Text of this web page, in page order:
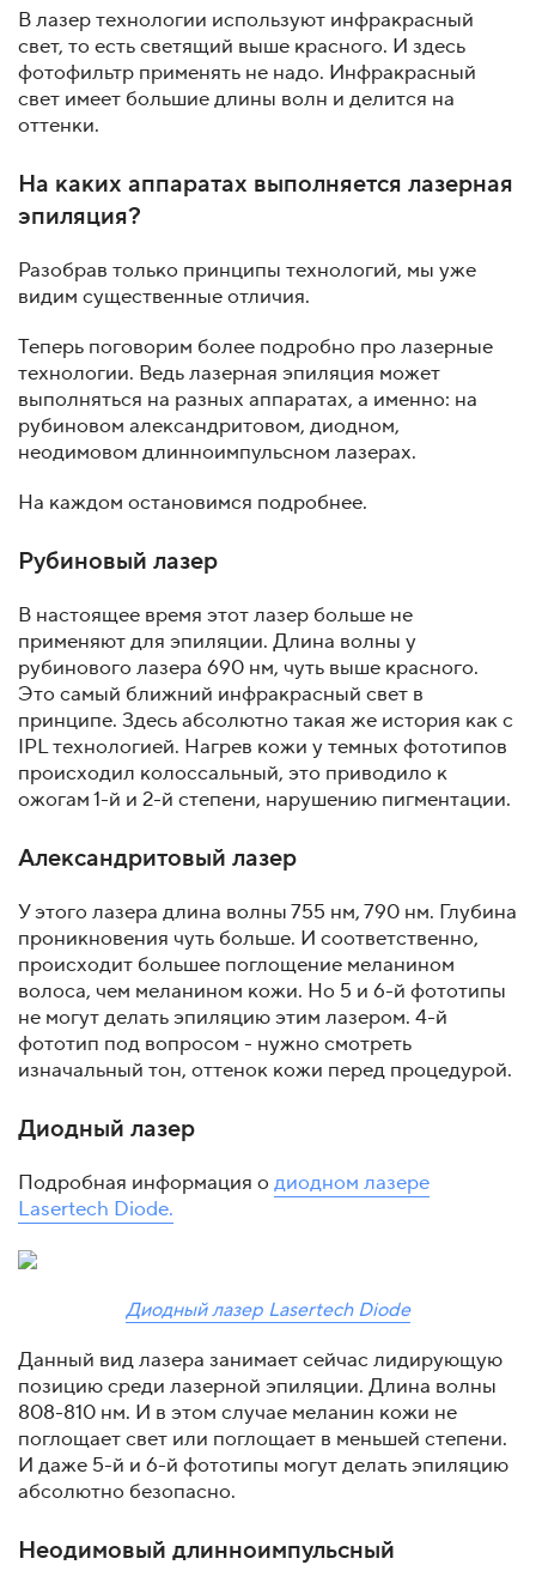
В лазер технологии используют инфракрасный
свет, то есть светящий выше красного. И здесь
фотофильтр применять не надо. Инфракрасный
свет имеет большие длины волн и делится на
оттенки.
На каких аппаратах выполняется лазерная
эпиляция?
Разобрав только принципы технологий, мы уже
видим существенные отличия.
Теперь поговорим более подробно про лазерные
технологии. Ведь лазерная эпиляция может
выполняться на разных аппаратах, а именно: на
рубиновом александритовом, диодном,
неодимовом длинноимпульсном лазерах.
На каждом остановимся подробнее.
Рубиновый лазер
В настоящее время этот лазер больше не
применяют для эпиляции. Длина волны у
рубинового лазера 690 нм, чуть выше красного.
Это самый ближний инфракрасный свет в
принципе. Здесь абсолютно такая же история как с
IPL технологией. Нагрев кожи у темных фототипов
происходил колоссальный, это приводило к
ожогам 1-й и 2-й степени, нарушению пигментации.
Александритовый лазер
У этого лазера длина волны 755 нм, 790 нм. Глубина
проникновения чуть больше. И соответственно,
происходит большее поглощение меланином
волоса, чем меланином кожи. Но 5 и 6-й фототипы
не могут делать эпиляцию этим лазером. 4-й
фототип под вопросом - нужно смотреть
изначальный тон, оттенок кожи перед процедурой.
Диодный лазер
Подробная информация о диодном лазере
Lasertech Diode.
Диодный лазер Lasertech Diode
Данный вид лазера занимает сейчас лидирующую
позицию среди лазерной эпиляции. Длина волны
808-810 нм. И в этом случае меланин кожи не
поглощает свет или поглощает в меньшей степени.
И даже 5-й и 6-й фототипы могут делать эпиляцию
абсолютно безопасно.
Неодимовый длинноимпульсный